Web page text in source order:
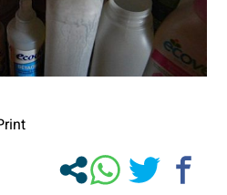
🖨